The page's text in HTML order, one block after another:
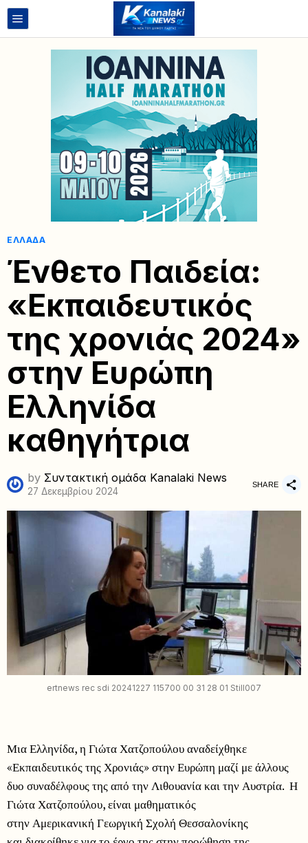
ΕΛΛΆΔΑ
Ένθετο Παιδεία:
«Εκπαιδευτικός
της χρονιάς 2024»
στην Ευρώπη
Ελληνίδα
καθηγήτρια
by Συντακτική ομάδα Kanalaki News
27 Δεκεμβρίου 2024
SHARE
ertnews rec sdi 20241227 115700 00 31 28 01 Still007
Μια Ελληνίδα, η Γιώτα Χατζοπούλου αναδείχθηκε
«Εκπαιδευτικός της Χρονιάς» στην Ευρώπη μαζί με άλλους
δυο συναδέλφους της από την Λιθουανία και την Αυστρία. Η
Γιώτα Χατζοπούλου, είναι μαθηματικός
στην Αμερικανική Γεωργική Σχολή Θεσσαλονίκης